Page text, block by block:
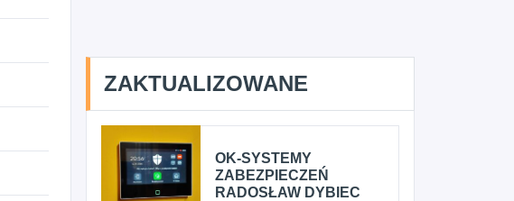
ZAKTUALIZOWANE
OK-SYSTEMY
ZABEZPIECZEŃ
RADOSŁAW DYBIEC